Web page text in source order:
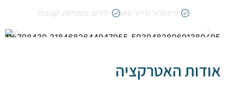
פיינטבול ולייזר טאג ילדים,משפחות,קבוצות
האטרקציה